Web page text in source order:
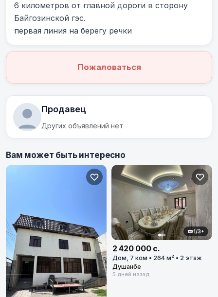
6 километров от главной дороги в сторону
Байгозинской гэс.
первая линия на берегу речки
Пожаловаться
Продавец
Других объявлений нет
Вам может быть интересно
1/3+
2 420 000 с.
Дом, 7 ком • 264 м² • 2 этаж
Душанбе
5 дней назад